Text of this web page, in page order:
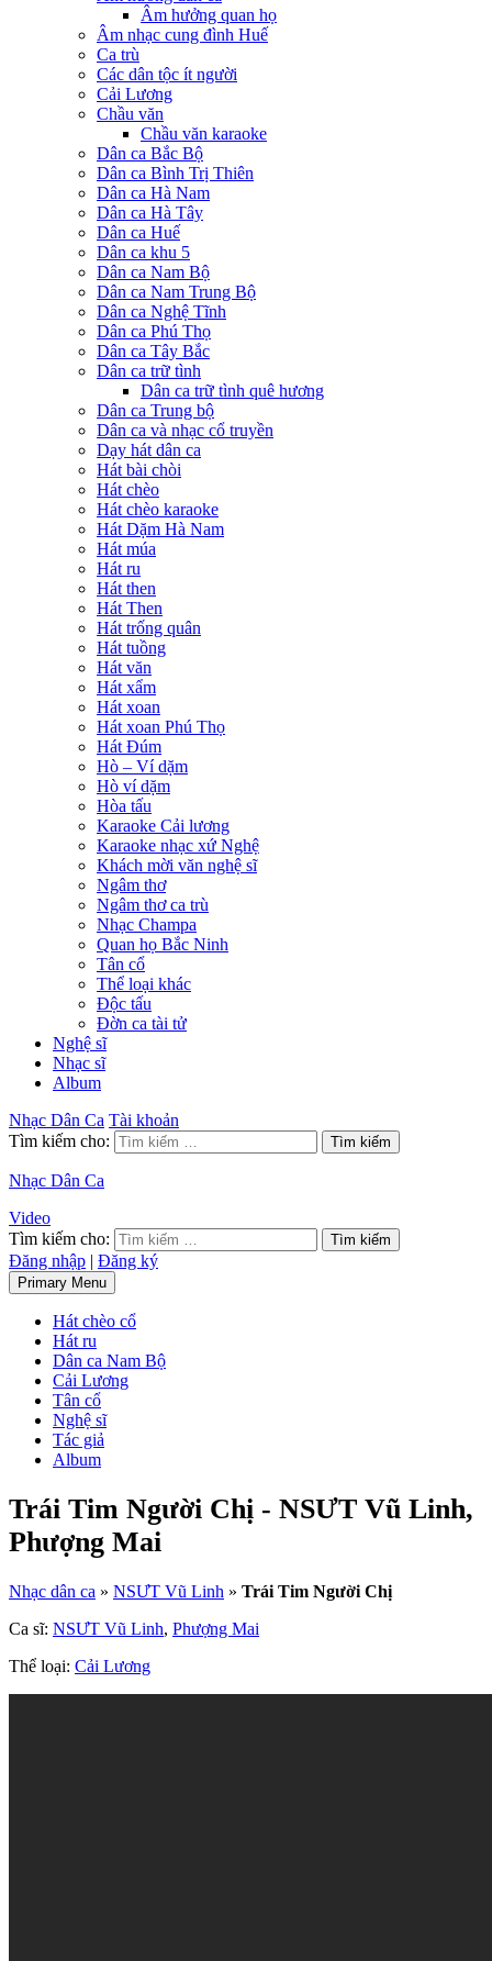
Âm hưởng quan họ
Âm nhạc cung đình Huế
Ca trù
Các dân tộc ít người
Cải Lương
Chầu văn
Chầu văn karaoke
Dân ca Bắc Bộ
Dân ca Bình Trị Thiên
Dân ca Hà Nam
Dân ca Hà Tây
Dân ca Huế
Dân ca khu 5
Dân ca Nam Bộ
Dân ca Nam Trung Bộ
Dân ca Nghệ Tĩnh
Dân ca Phú Thọ
Dân ca Tây Bắc
Dân ca trữ tình
Dân ca trữ tình quê hương
Dân ca Trung bộ
Dân ca và nhạc cổ truyền
Dạy hát dân ca
Hát bài chòi
Hát chèo
Hát chèo karaoke
Hát Dặm Hà Nam
Hát múa
Hát ru
Hát then
Hát Then
Hát trống quân
Hát tuồng
Hát văn
Hát xẩm
Hát xoan
Hát xoan Phú Thọ
Hát Đúm
Hò – Ví dặm
Hò ví dặm
Hòa tấu
Karaoke Cải lương
Karaoke nhạc xứ Nghệ
Khách mời văn nghệ sĩ
Ngâm thơ
Ngâm thơ ca trù
Nhạc Champa
Quan họ Bắc Ninh
Tân cổ
Thể loại khác
Độc tấu
Đờn ca tài tử
Nghệ sĩ
Nhạc sĩ
Album
Nhạc Dân Ca Tài khoản
Tìm kiếm cho:
Nhạc Dân Ca
Video
Tìm kiếm cho:
Đăng nhập | Đăng ký
Primary Menu
Hát chèo cổ
Hát ru
Dân ca Nam Bộ
Cải Lương
Tân cổ
Nghệ sĩ
Tác giả
Album
Trái Tim Người Chị - NSƯT Vũ Linh,
Phượng Mai
Nhạc dân ca » NSƯT Vũ Linh » Trái Tim Người Chị
Ca sĩ: NSƯT Vũ Linh, Phượng Mai
Thể loại: Cải Lương